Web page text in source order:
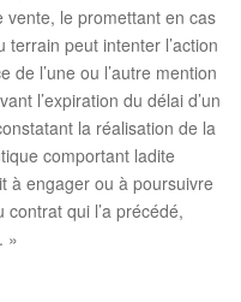
vente, le promettant en cas
terrain peut intenter l’action
de l’une ou l’autre mention
l’expiration du délai d’un
la réalisation de la
comportant ladite
à engager ou à poursuivre
contrat qui l’a précédé,
»